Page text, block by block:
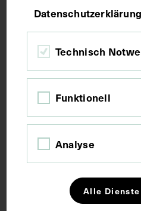
Kurzbeschreibung
Der Text ist die ergänzende
Wachsmodell der
Schlagwörter
Anatomie Gallenblase
Datenschutzerklärung
Technisch
Funktionell
Analyse
Alle